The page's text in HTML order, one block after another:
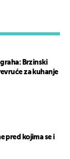
Brzinski
za kuhanje
pred kojima se i